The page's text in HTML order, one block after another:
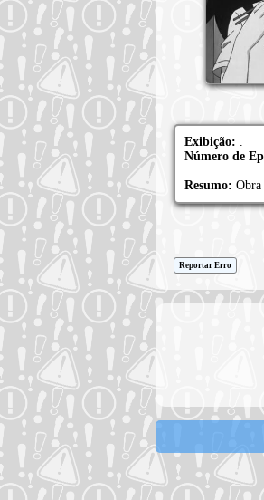
Exibição: .
Número de
Resumo: Obra
Reportar Erro